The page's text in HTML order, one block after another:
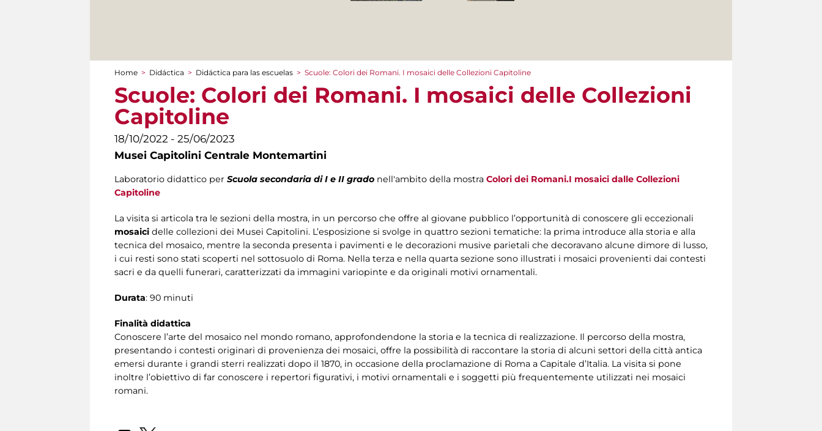
You are here
Home > Didáctica > Didáctica para las escuelas > Scuole: Colori dei Romani. I mosaici delle Collezioni Capitoline
Scuole: Colori dei Romani. I mosaici delle Collezioni
Capitoline
18/10/2022 - 25/06/2023
Musei Capitolini Centrale Montemartini
Laboratorio didattico per Scuola secondaria di I e II grado nell'ambito della mostra Colori dei Romani.I mosaici dalle Collezioni
Capitoline
La visita si articola tra le sezioni della mostra, in un percorso che offre al giovane pubblico l’opportunità di conoscere gli eccezionali
mosaici delle collezioni dei Musei Capitolini. L’esposizione si svolge in quattro sezioni tematiche: la prima introduce alla storia e alla
tecnica del mosaico, mentre la seconda presenta i pavimenti e le decorazioni musive parietali che decoravano alcune dimore di lusso,
i cui resti sono stati scoperti nel sottosuolo di Roma. Nella terza e nella quarta sezione sono illustrati i mosaici provenienti dai contesti
sacri e da quelli funerari, caratterizzati da immagini variopinte e da originali motivi ornamentali.
Durata: 90 minuti
Finalità didattica
Conoscere l’arte del mosaico nel mondo romano, approfondendone la storia e la tecnica di realizzazione. Il percorso della mostra,
presentando i contesti originari di provenienza dei mosaici, offre la possibilità di raccontare la storia di alcuni settori della città antica
emersi durante i grandi sterri realizzati dopo il 1870, in occasione della proclamazione di Roma a Capitale d’Italia. La visita si pone
inoltre l’obiettivo di far conoscere i repertori figurativi, i motivi ornamentali e i soggetti più frequentemente utilizzati nei mosaici
romani.